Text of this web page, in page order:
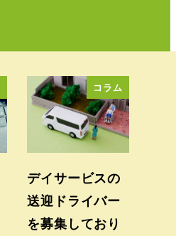
コラム
デイサービスの
送迎ドライバー
を募集しており